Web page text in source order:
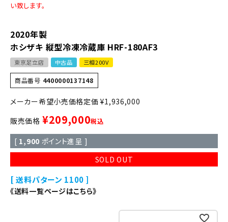
い致します。
2020年製
ホシザキ 縦型冷凍冷蔵庫 HRF-180AF3
東京足立店 中古品 三相200V
商品番号 4400000137148
定価 ¥1,936,000
販売価格 ¥209,000税込
[ 1,900 ポイント進呈 ]
SOLD OUT
送料パターン 1100
《送料一覧ページはこちら》